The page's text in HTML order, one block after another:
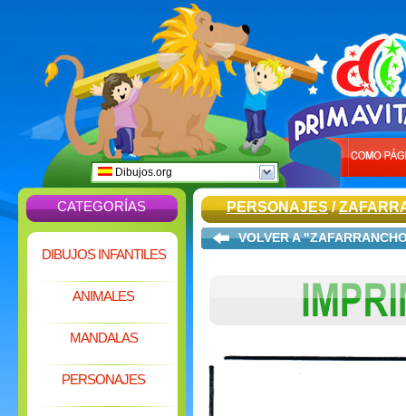
Dibujos.org
CATEGORÍAS
DIBUJOS INFANTILES
ANIMALES
MANDALAS
PERSONAJES
PERSONAJES/
VOLVER A